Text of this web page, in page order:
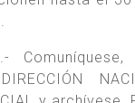
.- Comuníquese,